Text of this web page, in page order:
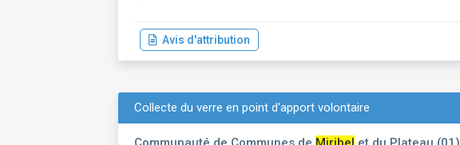
Avis d'attribution
Collecte du verre en point d'apport volontaire